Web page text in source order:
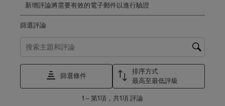
新增評論將需要有效的電子郵件以進行驗證
篩選評論
搜尋主題和評論搜尋區域
篩選條件
排序方式
最高至最低評級
1 –第1項，共1項評論